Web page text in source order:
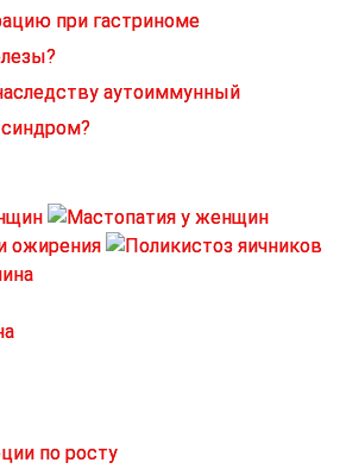
при гастриноме
аутоиммунный
по росту